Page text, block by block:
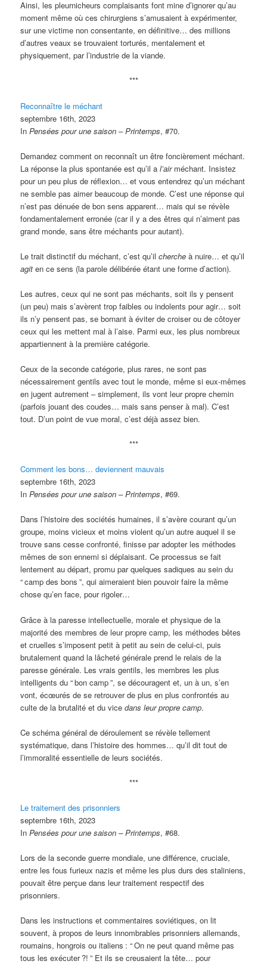
Ainsi, les pleurnicheurs complaisants font mine d’ignorer qu’au
moment même où ces chirurgiens s’amusaient à expérimenter,
sur une victime non consentante, en définitive… des millions
d’autres veaux se trouvaient torturés, mentalement et
physiquement, par l’industrie de la viande.
***
Reconnaître le méchant
septembre 16th, 2023
InPensées pour une saison – Printemps, #70.
Demandez comment on reconnaît un être foncièrement méchant.
La réponse la plus spontanée est qu’il al’airméchant. Insistez
pour un peu plus de réflexion… et vous entendrez qu’un méchant
ne semble pas aimer beaucoup de monde. C’est une réponse qui
n’est pas dénuée de bon sens apparent… mais qui se révèle
fondamentalement erronée (car il y a des êtres qui n’aiment pas
grand monde, sans être méchants pour autant).
Le trait distinctif du méchant, c’est qu’ilcherche à nuire… et qu’il
agit en ce sens (la parole délibérée étant une forme d’action).
Les autres, ceux qui ne sont pas méchants, soit ils y pensent
(un peu) mais s’avèrent trop faibles ou indolents pour agir… soit
ils n’y pensent pas, se bornant à éviter de croiser ou de côtoyer
ceux qui les mettent mal à l’aise. Parmi eux, les plus nombreux
appartiennent à la première catégorie.
Ceux de la seconde catégorie, plus rares, ne sont pas
nécessairement gentils avec tout le monde, même si eux-mêmes
en jugent autrement – simplement, ils vont leur propre chemin
(parfois jouant des coudes… mais sans penser à mal). C’est
tout. D’un point de vue moral, c’est déjà assez bien.
***
Comment les bons… deviennent mauvais
septembre 16th, 2023
InPensées pour une saison – Printemps, #69.
Dans l’histoire des sociétés humaines, il s’avère courant qu’un
groupe, moins vicieux et moins violent qu’un autre auquel il se
trouve sans cesse confronté, finisse par adopter les méthodes
mêmes de son ennemi si déplaisant. Ce processus se fait
lentement au départ, promu par quelques sadiques au sein du
“camp des bons ”, qui aimeraient bien pouvoir faire la même
chose qu’en face, pour rigoler…
Grâce à la paresse intellectuelle, morale et physique de la
majorité des membres de leur propre camp, les méthodes bêtes
et cruelles s’imposent petit à petit au sein de celui-ci, puis
brutalement quand la lâcheté générale prend le relais de la
paresse générale. Les vrais gentils, les membres les plus
intelligents du “bon camp”, se découragent et, un à un, s’en
vont, écœurés de se retrouver de plus en plus confrontés au
culte de la brutalité et du vicedans leur propre camp.
Ce schéma général de déroulement se révèle tellement
systématique, dans l’histoire des hommes… qu’il dit tout de
l’immoralité essentielle de leurs sociétés.
***
Le traitement des prisonniers
septembre 16th, 2023
InPensées pour une saison – Printemps, #68.
Lors de la seconde guerre mondiale, une différence, cruciale,
entre les fous furieux nazis et même les plus durs des staliniens,
pouvait être perçue dans leur traitement respectif des
prisonniers.
Dans les instructions et commentaires soviétiques, on lit
souvent, à propos de leurs innombrables prisonniers allemands,
roumains, hongrois ou italiens : “On ne peut quand même pas
tous les exécuter ?! ” Et ils se creusaient la tête… pour